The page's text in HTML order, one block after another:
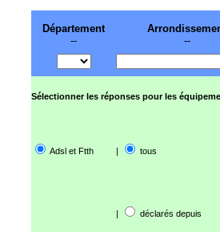
Département
--
--
Sélectionner les réponses pour les
Adsl et Ftth | tous
| déclarés depuis